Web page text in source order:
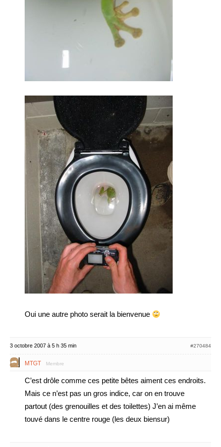
Oui une autre photo serait la bienvenue
3 octobre 2007 à 5 h 35 min #270484
MTGT Membre
C’est drôle comme ces petite bêtes aiment ces endroits.
Mais ce n’est pas un gros indice, car on en trouve
partout (des grenouilles et des toilettes) J’en ai même
touvé dans le centre rouge (les deux biensur)